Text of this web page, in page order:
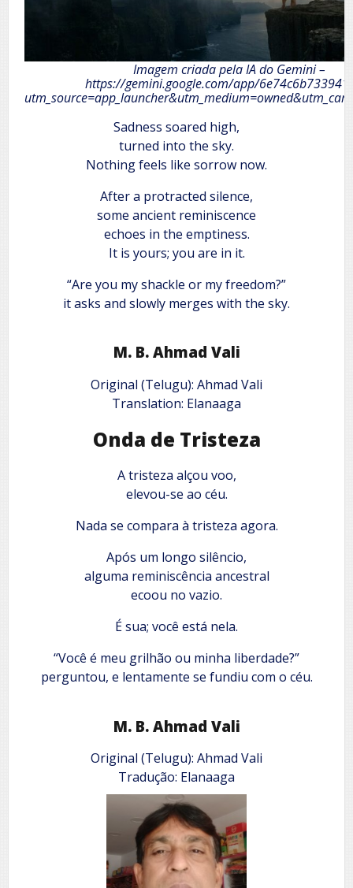
Imagem criada pela IA do Gemini –
https://gemini.google.com/app/
Sadness soared high,
turned into the sky.
Nothing feels like sorrow now.
After a protracted silence,
some ancient reminiscence
echoes in the emptiness.
It is yours; you are in it.
“Are you my shackle or my freedom?”
it asks and slowly merges with the sky.
M. B. Ahmad Vali
Original (Telugu): Ahmad Vali
Translation: Elanaaga
Onda de Tristeza
A tristeza alçou voo,
elevou-se ao céu.
Nada se compara à tristeza agora.
Após um longo silêncio,
alguma reminiscência ancestral
ecoou no vazio.
É sua; você está nela.
“Você é meu grilhão ou minha liberdade?”
perguntou, e lentamente se fundiu com o céu.
M. B. Ahmad Vali
Original (Telugu): Ahmad Vali
Tradução: Elanaaga